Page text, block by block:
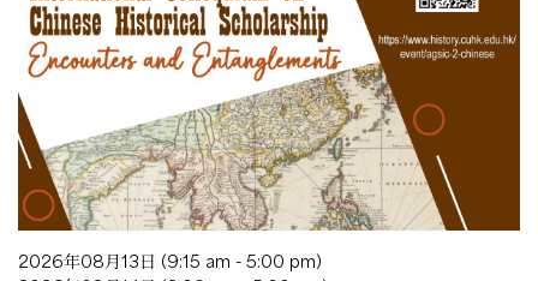
2026年08月13日 (9:15 am - 5:00 pm)